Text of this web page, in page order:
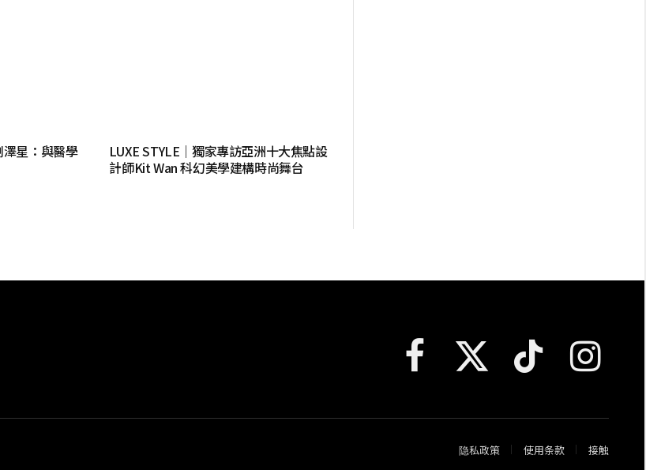
星：與醫學
LUXE STYLE｜獨家專訪亞洲十大焦點設
計師Kit Wan 科幻美學建構時尚舞台
Facebook X
TikTok Instagram
隐私政策 使用条款 接触